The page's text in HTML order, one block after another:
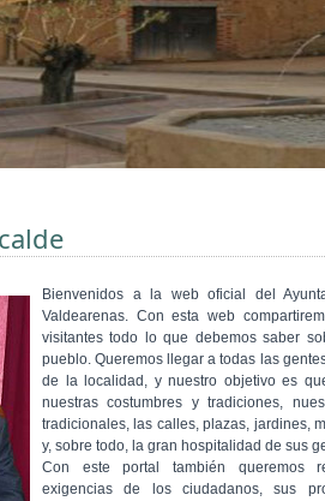
Bienvenidos a la web oficial del
Valdearenas. Con esta web
visitantes todo lo que debemos saber
pueblo. Queremos llegar a todas las
de la localidad, y nuestro objetivo es
nuestras costumbres y tradiciones,
tradicionales, las calles, plazas, jardines,
y, sobre todo, la gran hospitalidad de sus
Con este portal también queremos
exigencias de los ciudadanos, sus